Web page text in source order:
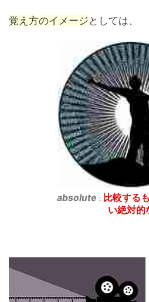
覚え方のイメージ としては、
absolute： 比較する
い絶対的